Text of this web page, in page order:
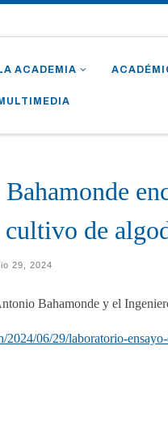
ACADEMIA
de
29, 2024
Bahamonde y el
06/29/laboratorio-